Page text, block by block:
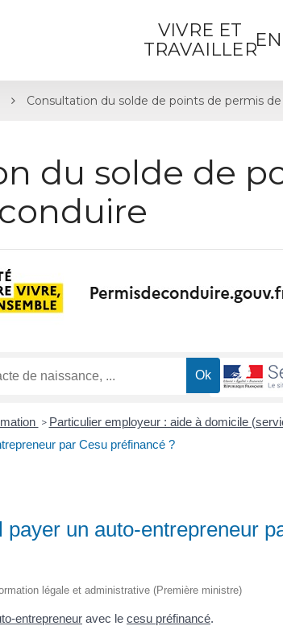
VIVRE ET
TRAVAILLER
Consultation du solde de points de permis
du solde de
> Particulier employeur : aide à domicile
par Cesu préfinancé ?
un auto-entrepreneur
légale et administrative (Première ministre)
entrepreneur avec le cesu préfinancé.